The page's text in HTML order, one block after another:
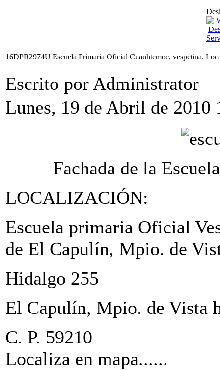
16DPR2974U Escuela Primaria Oficial Cuauhtemoc, vespetina.
Escrito por Administrator
Lunes, 19 de Abril de 2010
Fachada de la
LOCALIZACIÓN:
Escuela primaria Oficial
de El Capulín, Mpio. de
Hidalgo 255
El Capulín, Mpio. de Vista
C. P.
Localiza en mapa......